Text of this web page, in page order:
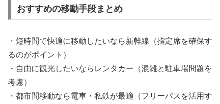
おすすめの移動手段まとめ
・短時間で快適に移動したいなら新幹線（指定席を確保す
るのがポイント）
・自由に観光したいならレンタカー（混雑と駐車場問題を
考慮）
・都市間移動なら電車・私鉄が最適（フリーパスを活用す